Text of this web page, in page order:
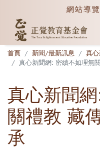
網站導覽
首頁 新聞/最新訊息
真
真心新聞網: 密續不如理無
真心新聞
關禮教 藏
承